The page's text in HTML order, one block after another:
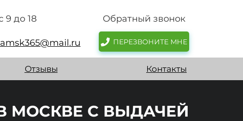
9 до 18 Обратный звонок
ПЕРЕЗВОНИТЕ МНЕ
Отзывы Контакты
МОСКВЕ С ВЫДАЧЕЙ